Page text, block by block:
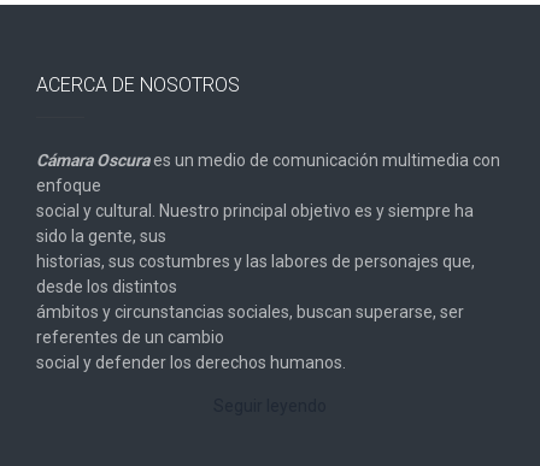
ACERCA DE NOSOTROS
Cámara Oscuraes un medio de comunicación multimedia con
enfoque
social y cultural. Nuestro principal objetivo es y siempre ha
sido la gente, sus
historias, sus costumbres y las labores de personajes que,
desde los distintos
ámbitos y circunstancias sociales, buscan superarse, ser
referentes de un cambio
social y defender los derechos humanos.